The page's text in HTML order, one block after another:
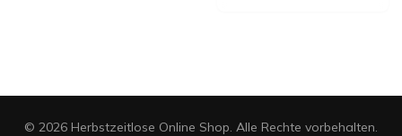
© 2026 Herbstzeitlose Online Shop. Alle Rechte vorbehalten.